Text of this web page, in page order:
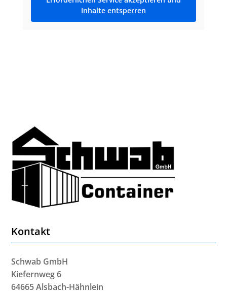
Inhalte entsperren
Kontakt
Schwab GmbH
Kiefernweg 6
64665 Alsbach-Hähnlein